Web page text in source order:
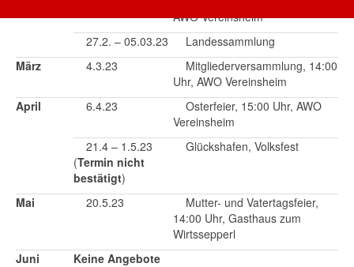
AWO Vereinsheim
27.2. – 05.03.23
Landessammlung
März
4.3.23
Mitgliederversammlung, 14:00
Uhr, AWO Vereinsheim
April
6.4.23
Osterfeier, 15:00 Uhr, AWO
Vereinsheim
21.4 – 1.5.23
(Termin nicht
bestätigt)
Glückshafen, Volksfest
Mai 20.5.23
Mutter- und Vatertagsfeier,
14:00 Uhr, Gasthaus zum
Wirtssepperl
Juni
Keine Angebote